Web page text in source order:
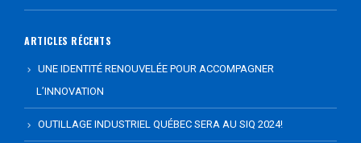
ARTICLES RÉCENTS
UNE IDENTITÉ RENOUVELÉE POUR ACCOMPAGNER
L’INNOVATION
OUTILLAGE INDUSTRIEL QUÉBEC SERA AU SIQ 2024!